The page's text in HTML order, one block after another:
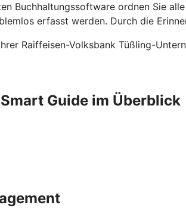
Buchhaltungssoftware ordnen Sie
erfasst werden. Durch die
Raiffeisen-Volksbank Tüßling-
Guide im Überblick